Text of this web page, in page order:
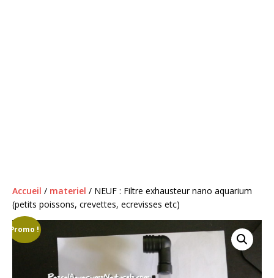
Accueil / materiel / NEUF : Filtre exhausteur nano aquarium
(petits poissons, crevettes, ecrevisses etc)
Promo !